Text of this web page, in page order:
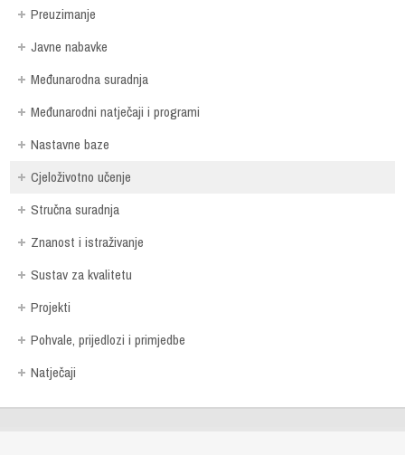
Preuzimanje
Javne nabavke
Međunarodna suradnja
Međunarodni natječaji i programi
Nastavne baze
Cjeloživotno učenje
Stručna suradnja
Znanost i istraživanje
Sustav za kvalitetu
Projekti
Pohvale, prijedlozi i primjedbe
Natječaji